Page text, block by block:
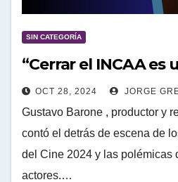
SIN CATEGORÍA
“Cerrar el INCAA es
OCT 28, 2024 JORGE
Gustavo Barone , productor y
contó el detrás de escena de
del Cine 2024 y las polémicas
actores.…